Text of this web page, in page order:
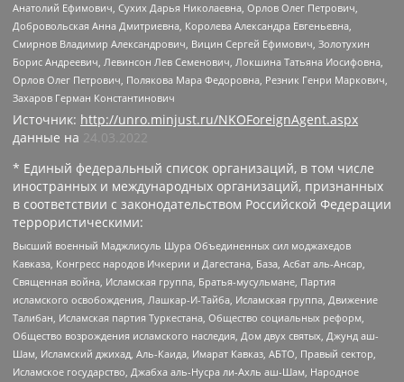
Анатолий Ефимович, Сухих Дарья Николаевна, Орлов Олег Петрович,
Добровольская Анна Дмитриевна, Королева Александра Евгеньевна,
Смирнов Владимир Александрович, Вицин Сергей Ефимович, Золотухин
Борис Андреевич, Левинсон Лев Семенович, Локшина Татьяна Иосифовна,
Орлов Олег Петрович, Полякова Мара Федоровна, Резник Генри Маркович,
Захаров Герман Константинович
Источник: http://unro.minjust.ru/NKOForeignAgent.aspx
данные на 24.03.2022
* Единый федеральный список организаций, в том числе
иностранных и международных организаций, признанных
в соответствии с законодательством Российской Федерации
террористическими:
Высший военный Маджлисуль Шура Объединенных сил моджахедов
Кавказа, Конгресс народов Ичкерии и Дагестана, База, Асбат аль-Ансар,
Священная война, Исламская группа, Братья-мусульмане, Партия
исламского освобождения, Лашкар-И-Тайба, Исламская группа, Движение
Талибан, Исламская партия Туркестана, Общество социальных реформ,
Общество возрождения исламского наследия, Дом двух святых, Джунд аш-
Шам, Исламский джихад, Аль-Каида, Имарат Кавказ, АБТО, Правый сектор,
Исламское государство, Джабха аль-Нусра ли-Ахль аш-Шам, Народное